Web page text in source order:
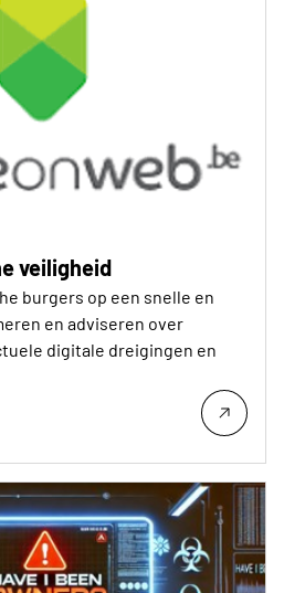
veiligheid
burgers op een snelle en
en adviseren over
digitale dreigingen en